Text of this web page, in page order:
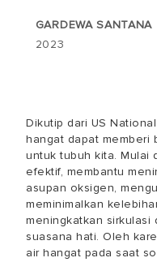
GARDEWA SANTANA
2023
Dikutip dari US
hangat dapat memberi
untuk tubuh kita. Mulai
efektif, membantu
asupan oksigen,
meminimalkan
meningkatkan sirkulasi
suasana hati. Oleh
air hangat pada saat